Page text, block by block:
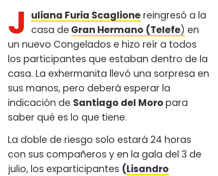
J uliana Furia Scaglione reingresó a la
casa de Gran Hermano (Telefe) en
un nuevo Congelados e hizo reír a todos
los participantes que estaban dentro de la
casa. La exhermanita llevó una sorpresa en
sus manos, pero deberá esperar la
indicación de Santiago del Moro para
saber qué es lo que tiene.
La doble de riesgo solo estará 24 horas
con sus compañeros y en la gala del 3 de
julio, los exparticipantes (Lisandro